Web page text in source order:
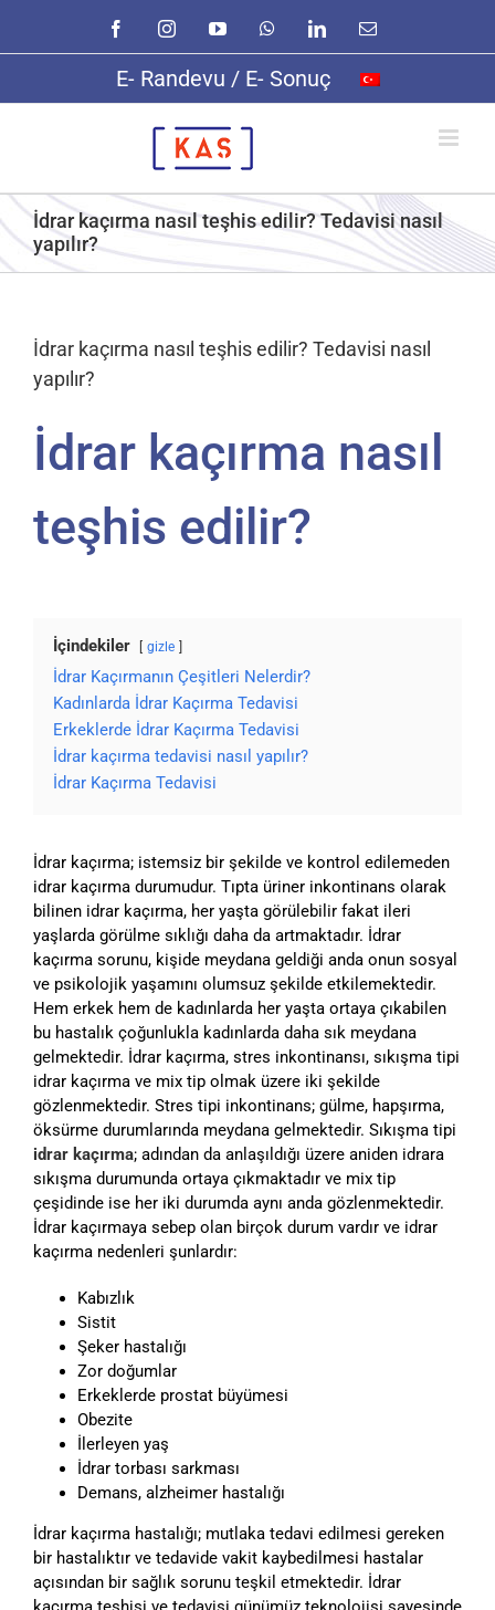
content
FacebookInstagramYouTubeWhatsAppLinkedInE-
E- Randevu / E- Sonuç
İdrar kaçırma nasıl teşhis edilir? Tedavisi nasıl
yapılır?
İdrar kaçırma nasıl teşhis edilir? Tedavisi nasıl
yapılır?
İdrar kaçırma nasıl
teşhis edilir?
İçindekiler gizle
İdrar Kaçırmanın Çeşitleri Nelerdir?
Kadınlarda İdrar Kaçırma Tedavisi
Erkeklerde İdrar Kaçırma Tedavisi
İdrar kaçırma tedavisi nasıl yapılır?
İdrar Kaçırma Tedavisi
İdrar kaçırma; istemsiz bir şekilde ve kontrol edilemeden
idrar kaçırma durumudur. Tıpta üriner inkontinans olarak
bilinen idrar kaçırma, her yaşta görülebilir fakat ileri
yaşlarda görülme sıklığı daha da artmaktadır. İdrar
kaçırma sorunu, kişide meydana geldiği anda onun sosyal
ve psikolojik yaşamını olumsuz şekilde etkilemektedir.
Hem erkek hem de kadınlarda her yaşta ortaya çıkabilen
bu hastalık çoğunlukla kadınlarda daha sık meydana
gelmektedir. İdrar kaçırma, stres inkontinansı, sıkışma tipi
idrar kaçırma ve mix tip olmak üzere iki şekilde
gözlenmektedir. Stres tipi inkontinans; gülme, hapşırma,
öksürme durumlarında meydana gelmektedir. Sıkışma tipi
idrar kaçırma; adından da anlaşıldığı üzere aniden idrara
sıkışma durumunda ortaya çıkmaktadır ve mix tip
çeşidinde ise her iki durumda aynı anda gözlenmektedir.
İdrar kaçırmaya sebep olan birçok durum vardır ve idrar
kaçırma nedenleri şunlardır:
Kabızlık
Sistit
Şeker hastalığı
Zor doğumlar
Erkeklerde prostat büyümesi
Obezite
İlerleyen yaş
İdrar torbası sarkması
Demans, alzheimer hastalığı
İdrar kaçırma hastalığı; mutlaka tedavi edilmesi gereken
bir hastalıktır ve tedavide vakit kaybedilmesi hastalar
açısından bir sağlık sorunu teşkil etmektedir. İdrar